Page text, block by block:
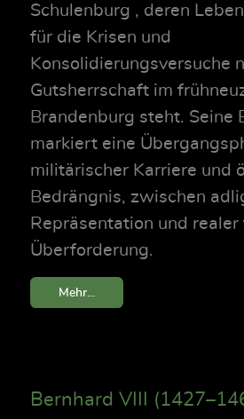
Schulenburg , deren
für die Krisen und
Konsolidierungsversuche
Gutsherrschaft im
Brandenburg steht. Seine
markiert eine
militärischer Karriere und
Bedrängnis, zwischen
Repräsentation und
Überforderung.
Mehr...
Bernhard VIII